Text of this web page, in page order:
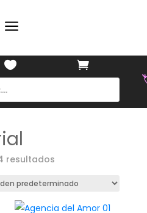
a


resultados